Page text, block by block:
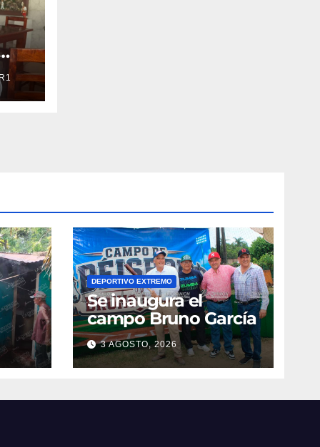
DEPORTIVO EXTREMO
Se inaugura el
campo Bruno García
3 AGOSTO, 2026